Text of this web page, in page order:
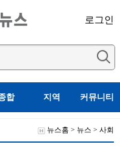
로그인
합 지역 커뮤니티
뉴스홈 > 뉴스 > 사회